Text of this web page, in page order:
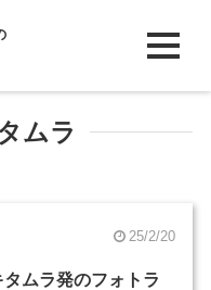
ムラ
25/2/20
タムラ発のフォトラ